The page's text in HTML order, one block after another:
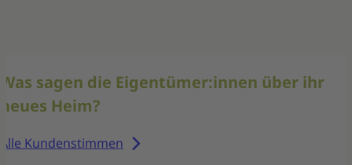
Was sagen die Eigentümer:innen über ihr
neues Heim?
Alle Kundenstimmen